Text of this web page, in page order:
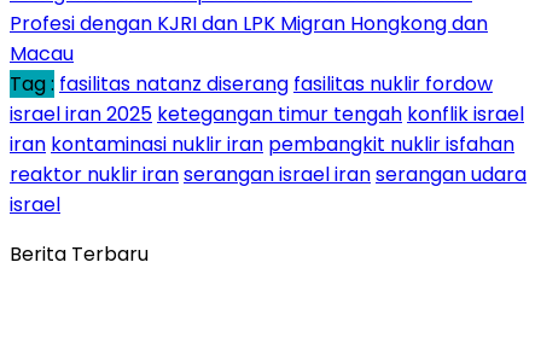
Profesi dengan KJRI dan LPK Migran Hongkong dan
Macau
Tag : fasilitas natanz diserang fasilitas nuklir fordow
israel iran 2025 ketegangan timur tengah konflik israel
iran kontaminasi nuklir iran pembangkit nuklir isfahan
reaktor nuklir iranserangan israel iranserangan udara
israel
Berita Terbaru